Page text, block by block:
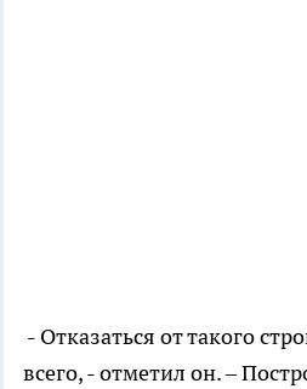
- Отказаться от такого
всего, - отметил он. –